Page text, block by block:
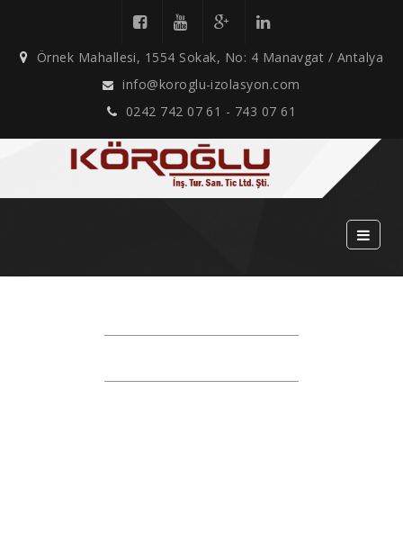
Örnek Mahallesi, 1554 Sokak, No: 4 Manavgat / Antalya
info@koroglu-izolasyon.com
0242 742 07 61 - 743 07 61